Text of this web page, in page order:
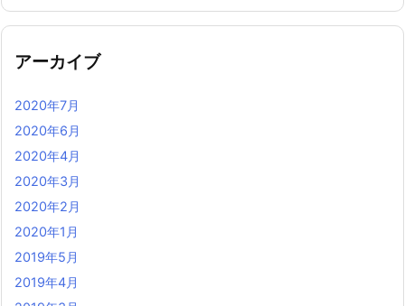
アーカイブ
2020年7月
2020年6月
2020年4月
2020年3月
2020年2月
2020年1月
2019年5月
2019年4月